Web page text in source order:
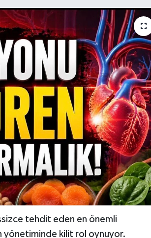
tehdit eden en önemli
yönetiminde kilit rol oynuyor.